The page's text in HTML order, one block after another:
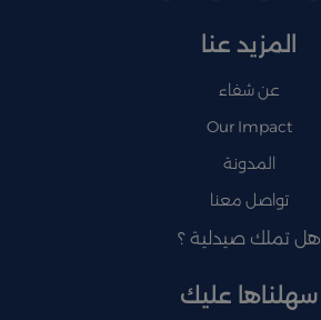
المزيد عنا
عن شفاء
Our Impact
المدونة
تواصل معنا
هل تملك صيدلية ؟
سهلناها عليك